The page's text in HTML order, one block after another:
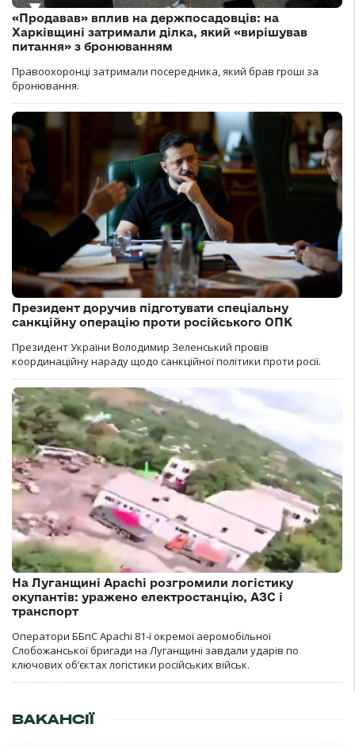
«Продавав» вплив на держпосадовців: на
Харківщині затримали ділка, який «вирішував
питання» з бронюванням
Правоохоронці затримали посередника, який брав гроші за
бронювання.
Президент доручив підготувати спеціальну
санкційну операцію проти російського ОПК
Президент України Володимир Зеленський провів
координаційну нараду щодо санкційної політики проти росії.
На Луганщині Apachi розгромили логістику
окупантів: уражено електростанцію, АЗС і
транспорт
Оператори ББпС Apachi 81-ї окремої аеромобільної
Слобожанської бригади на Луганщині завдали ударів по
ключових об’єктах логістики російських військ.
ВАКАНСІЇ